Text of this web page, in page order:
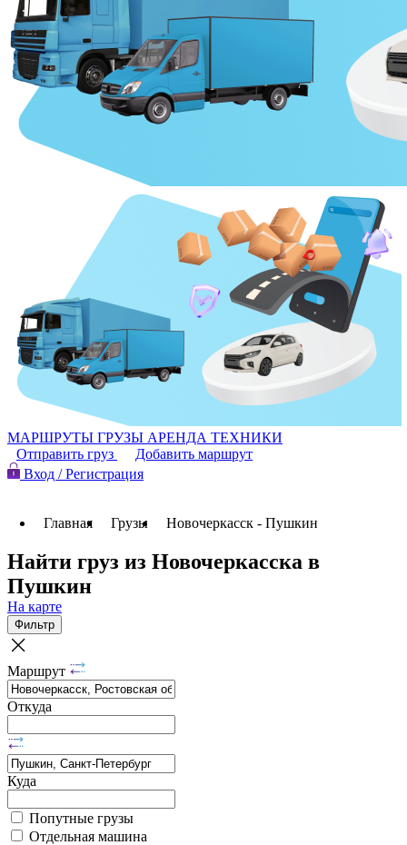
МАРШРУТЫ ГРУЗЫ АРЕНДА ТЕХНИКИ
Отправить груз
Добавить маршрут
Вход / Регистрация
Главная Грузы Новочеркасск - Пушкин
Найти груз из Новочеркасска в
Пушкин
На карте
Фильтр
Маршрут
Откуда
Куда
Попутные грузы
Отдельная машина